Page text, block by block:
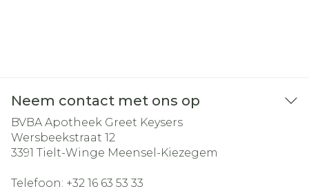
Neem contact met ons op
BVBA Apotheek Greet Keysers
Wersbeekstraat 12
3391 Tielt-Winge Meensel-Kiezegem
Telefoon: +32 16 63 53 33